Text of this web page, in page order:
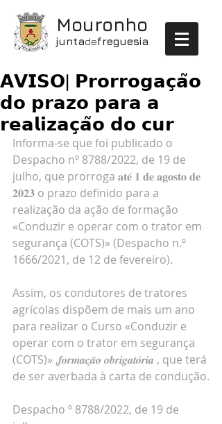
Mouronho
juntadefreguesia
𝗔𝗩𝗜𝗦𝗢| 𝗣𝗿𝗼𝗿𝗿𝗼𝗴𝗮𝗰̧𝗮̃𝗼
𝗱𝗼 𝗽𝗿𝗮𝘇𝗼 𝗽𝗮𝗿𝗮 𝗮
𝗿𝗲𝗮𝗹𝗶𝘇𝗮𝗰̧𝗮̃𝗼 𝗱𝗼 𝗰𝘂𝗿
Informa-se que foi publicado o
Despacho nº 8788/2022, de 19 de
julho, que prorroga 𝐚𝐭𝐞́ 𝟏 𝐝𝐞 𝐚𝐠𝐨𝐬𝐭𝐨 𝐝𝐞
𝟐𝟎𝟐𝟑 o prazo definido para a
realização da ação de formação
«Conduzir e operar com o trator em
segurança (COTS)» (Despacho n.º
1666/2021, de 12 de fevereiro).
Assim, os condutores de tratores
agrícolas dispõem de mais um ano
para realizar o Curso «Conduzir e
operar com o trator em segurança
(COTS)» ,𝒇𝒐𝒓𝒎𝒂𝒄̧𝒂̃𝒐 𝒐𝒃𝒓𝒊𝒈𝒂𝒕𝒐́𝒓𝒊𝒂 , que terá
de ser averbada à carta de condução.
Despacho º 8788/2022, de 19 de